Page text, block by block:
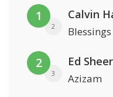
1
2 Blessings
2
3
Ed
Azizam